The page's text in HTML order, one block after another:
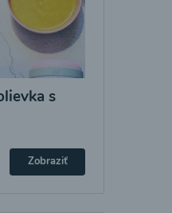
s
Zobraziť